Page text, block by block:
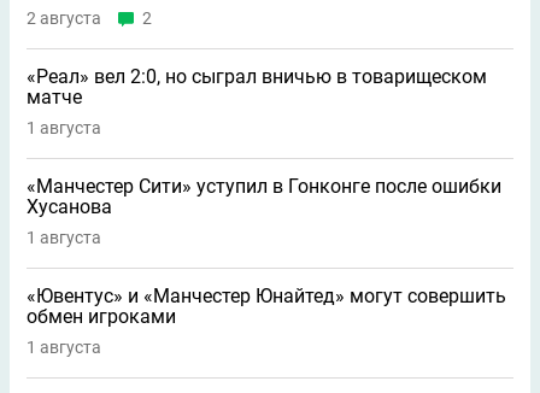
2 августа 2
«Реал» вел 2:0, но сыграл вничью в товарищеском
матче
1 августа
«Манчестер Сити» уступил в Гонконге после ошибки
Хусанова
1 августа
«Ювентус» и «Манчестер Юнайтед» могут совершить
обмен игроками
1 августа